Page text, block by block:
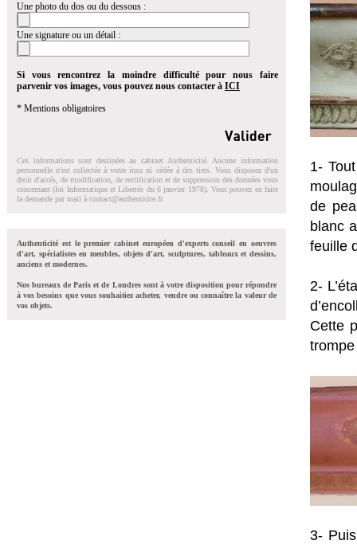
Une photo du dos ou du dessous :
Une signature ou un détail :
Si vous rencontrez la moindre difficulté pour nous faire
parvenir vos images, vous pouvez nous contacter à ICI
* Mentions obligatoires
Ces informations sont destinées au cabinet Authenticité. Aucune information
personnelle n'est collectée à votre insu ni cédée à des tiers. Vous disposez d'un
droit d'accés, de modification, de rectification et de suppression des données vous
concernant (loi Informatique et Libertés du 6 janvier 1978). Vous pouvez en faire
la demande par mail à contact@authenticite.fr.
Authenticité est le premier cabinet européen d'experts conseil en oeuvres
d'art, spécialistes en meubles, objets d'art, sculptures, tableaux et dessins,
anciens et modernes.
Nos bureaux de Paris et de Londres sont à votre disposition pour répondre
à vos besoins que vous souhaitiez acheter, vendre ou connaître la valeur de
vos objets.
1-
de
blanc
feuille
2-
Cette
3-